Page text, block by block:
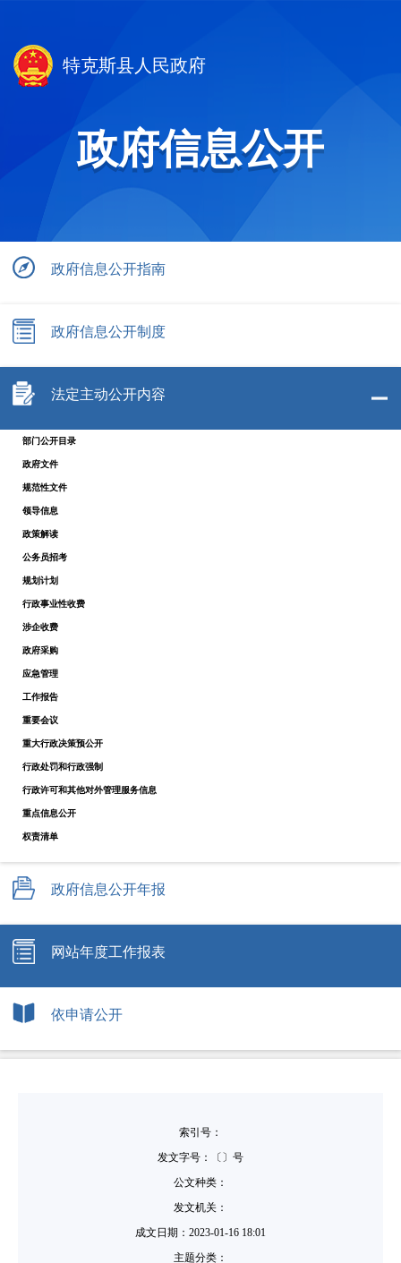
特克斯县人民政府
政府信息公开
政府信息公开指南
政府信息公开制度
法定主动公开内容
部门公开目录
政府文件
规范性文件
领导信息
政策解读
公务员招考
规划计划
行政事业性收费
涉企收费
政府采购
应急管理
工作报告
重要会议
重大行政决策预公开
行政处罚和行政强制
行政许可和其他对外管理服务信息
重点信息公开
权责清单
政府信息公开年报
网站年度工作报表
依申请公开
索引号：
发文字号：〔〕号
公文种类：
发文机关：
成文日期： 2023-01-16 18:01
主题分类：